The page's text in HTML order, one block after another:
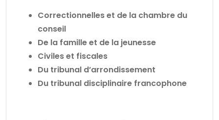
Correctionnelles et de la chambre du
conseil
De la famille et de la jeunesse
Civiles et fiscales
Du tribunal d’arrondissement
Du tribunal disciplinaire francophone